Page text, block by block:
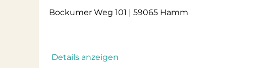
Bockumer Weg 101 | 59065 Hamm
Details anzeigen